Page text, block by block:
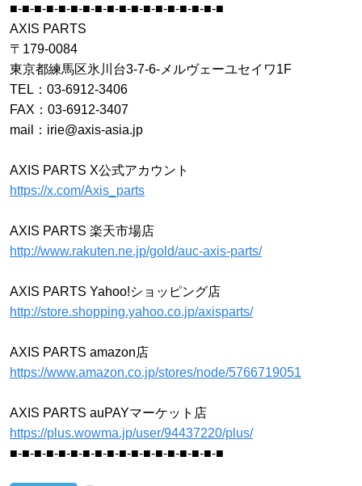
■-■-■-■-■-■-■-■-■-■-■-■-■-■-■-■-■-■
AXIS PARTS
〒179-0084
東京都練馬区氷川台3-7-6-メルヴェーユセイワ1F
TEL：03-6912-3406
FAX：03-6912-3407
mail：irie@axis-asia.jp
AXIS PARTS X公式アカウント
https://x.com/Axis_parts
AXIS PARTS 楽天市場店
http://www.rakuten.ne.jp/gold/auc-axis-parts/
AXIS PARTS Yahoo!ショッピング店
http://store.shopping.yahoo.co.jp/axisparts/
AXIS PARTS amazon店
https://www.amazon.co.jp/stores/node/5766719051
AXIS PARTS auPAYマーケット店
https://plus.wowma.jp/user/94437220/plus/
■-■-■-■-■-■-■-■-■-■-■-■-■-■-■-■-■-■